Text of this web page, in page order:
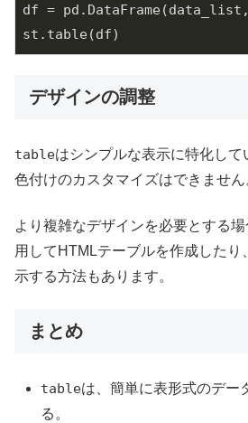
df =
デザインの調整
tableはシンプルな表示に特化し
色付けのカスタマイズはできません
より複雑なデザインを必要とする場
用してHTMLテーブルを作成したり、
示する方法もあります。
まとめ
tableは、簡単に表形式のデー
る。